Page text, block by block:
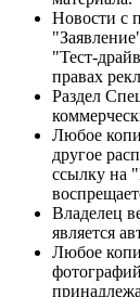
Новости с
"Тест-
правах
Раздел
Любое
другое
ссылку на
Владелец
является
Любое